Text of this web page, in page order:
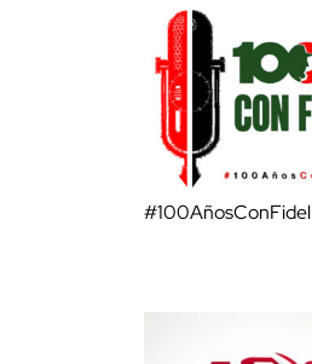
#100AñosConFidel